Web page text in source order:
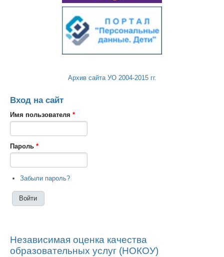
Архив сайта УО 2004-2015 гг.
Вход на сайт
Имя пользователя *
Пароль *
Забыли пароль?
Независимая оценка качества
образовательных услуг (НОКОУ)